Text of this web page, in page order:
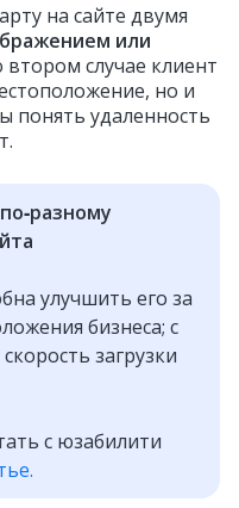
на сайте двумя
или
втором случае клиент
но и
понять удаленность
улучшить его за
бизнеса; с
загрузки
с юзабилити